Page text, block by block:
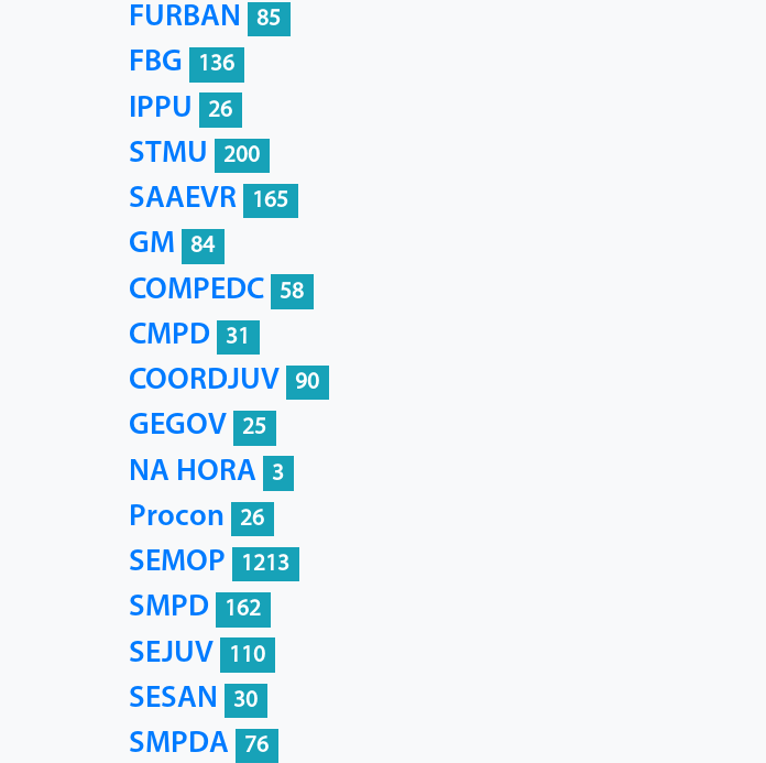
FURBAN 85
FBG 136
IPPU 26
STMU 200
SAAEVR 165
GM 84
COMPEDC 58
CMPD 31
COORDJUV 90
GEGOV 25
NA HORA 3
Procon 26
SEMOP 1213
SMPD 162
SEJUV 110
SESAN 30
SMPDA 76